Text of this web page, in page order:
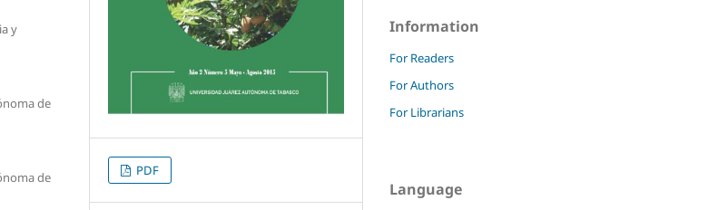
y
de
de
PDF
Information
For Readers
For Authors
For Librarians
Language